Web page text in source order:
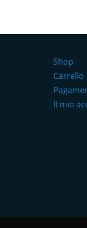
Shop
Carrello
Il mio